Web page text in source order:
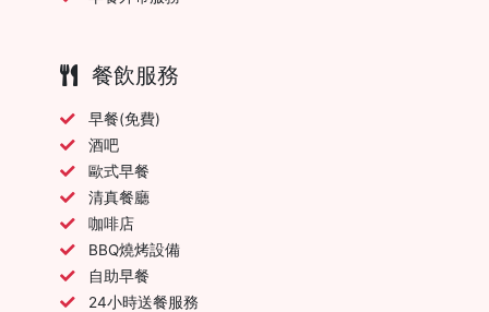
餐飲服務
早餐(免費)
酒吧
歐式早餐
清真餐廳
咖啡店
BBQ燒烤設備
自助早餐
24小時送餐服務